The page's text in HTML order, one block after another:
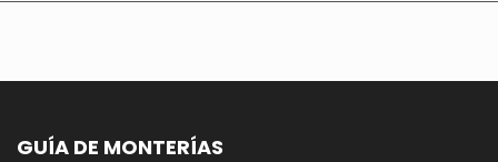
GUÍA DE MONTERÍAS